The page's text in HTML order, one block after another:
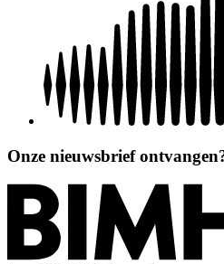
Onze nieuwsbrief